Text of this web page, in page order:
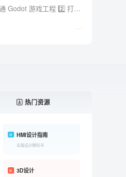
1️⃣ 零编程跑通 Godot 游戏工程 2️⃣ 打通 GPT、即梦、Lovart、Codex、Godot 工具链 3️⃣ 把零散 AI 素材整合成可交互、可运行的游戏项目 4️⃣ 配套提示词、开发模板、skill 文档和学习群答疑
热门资源
HMI设计指南
车载设计教科书
3D设计